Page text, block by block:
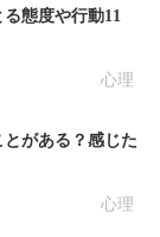
心理
態度や行動11
心理
がある？感じた